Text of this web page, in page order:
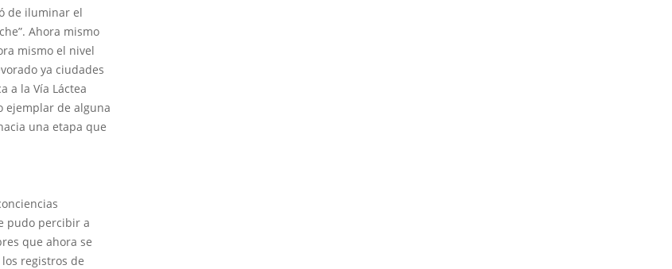
de iluminar el
Ahora mismo
mismo el nivel
ya ciudades
a la Vía Láctea
ejemplar de alguna
una etapa que
pudo percibir a
que ahora se
registros de